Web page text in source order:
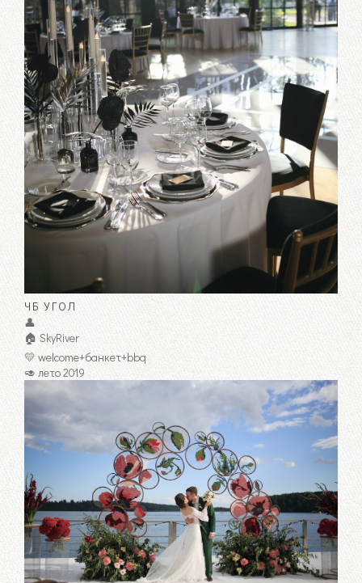
ЧБ УГОЛ
👤
🏠 SkyRiver
💛 welcome+банкет+bbq
🥑 лето 2019